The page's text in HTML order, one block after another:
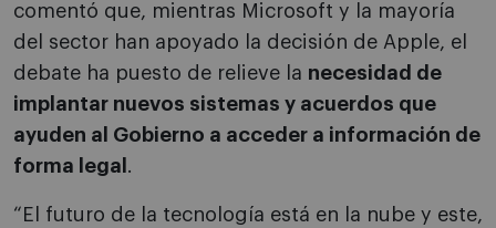
comentó que, mientras Microsoft y la mayoría
del sector han apoyado la decisión de Apple, el
debate ha puesto de relieve la necesidad de
implantar nuevos sistemas y acuerdos que
ayuden al Gobierno a acceder a información de
forma legal .
“El futuro de la tecnología está en la nube y este,